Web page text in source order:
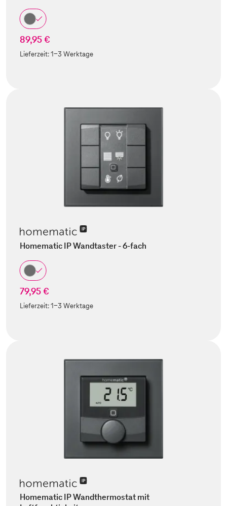
89,95 €
Lieferzeit:1-3 Werktage
Homematic IP Wandtaster - 6-fach
79,95 €
Lieferzeit:1-3 Werktage
Homematic IP Wandthermostat mit